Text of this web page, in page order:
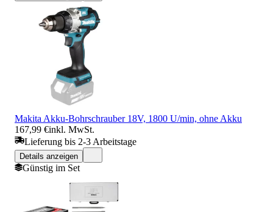
Makita Akku-Bohrschrauber 18V, 1800 U/min, ohne Akku
167,99 €inkl. MwSt.
Lieferung bis 2-3 Arbeitstage
Details anzeigen
Günstig im Set